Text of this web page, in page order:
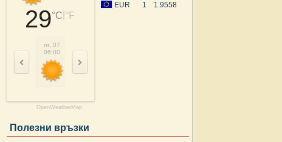
29°C °F
пт, 07
06:00
09:00
OpenWeatherMap
EUR 1 1.9558
Полезни връзки